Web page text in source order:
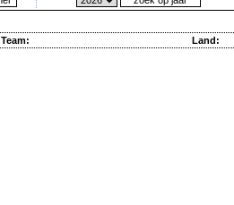
Team: Land: